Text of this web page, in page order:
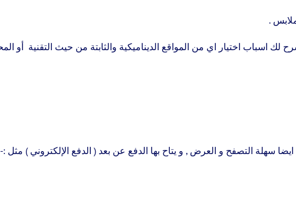
.
اسباب اختيار اي من المواقع الديناميكية والثابتة من حيث التقنية أو
سهلة التصفح و العرض , و يتاح بها الدفع عن بعد ( الدفع الإلكتروني ) مثل :-